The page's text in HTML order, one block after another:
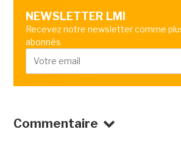
NEWSLETTER LMI
Recevez notre newsletter comme
abonnés
Commentaire